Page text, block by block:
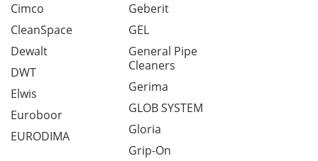
Cimco
CleanSpace
Dewalt
DWT
Elwis
Euroboor
EURODIMA
Geberit
GEL
General Pipe
Cleaners
Gerima
GLOB SYSTEM
Gloria
Grip-On